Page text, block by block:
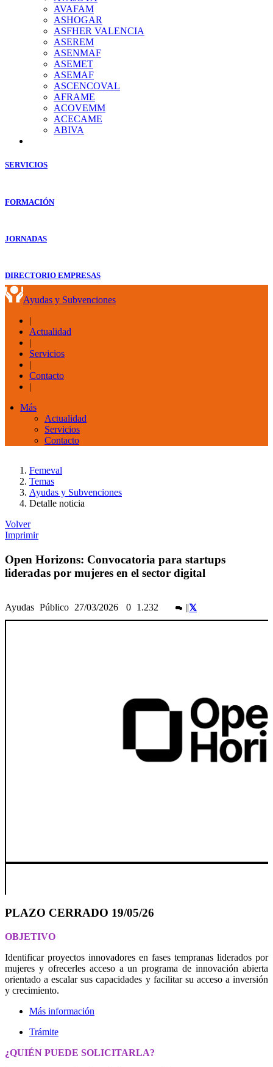
AVAFAM
ASHOGAR
ASFHER VALENCIA
ASEREM
ASENMAF
ASEMET
ASEMAF
ASCENCOVAL
AFRAME
ACOVEMM
ACECAME
ABIVA
SERVICIOS
FORMACIÓN
JORNADAS
DIRECTORIO EMPRESAS
Ayudas y Subvenciones
|
Actualidad
|
Servicios
|
Contacto
|
Más
Actualidad
Servicios
Contacto
Femeval
Temas
Ayudas y Subvenciones
Detalle noticia
Volver
Imprimir
Open Horizons: Convocatoria para startups
lideradas por mujeres en el sector digital
Ayudas Público 27/03/2026 0 1.232 ||
PLAZO CERRADO 19/05/26
OBJETIVO
Identificar proyectos innovadores en fases tempranas liderados por
mujeres y ofrecerles acceso a un programa de innovación abierta
orientado a escalar sus capacidades y facilitar su acceso a inversión
y crecimiento.
Más información
Trámite
¿QUIÉN PUEDE SOLICITARLA?